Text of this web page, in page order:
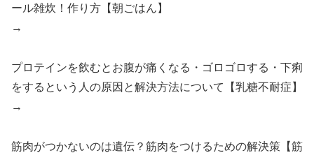
ール雑炊！作り方【朝ごはん】
→
プロテインを飲むとお腹が痛くなる・ゴロゴロする・下痢
をするという人の原因と解決方法について【乳糖不耐症】
→
筋肉がつかないのは遺伝？筋肉をつけるための解決策【筋